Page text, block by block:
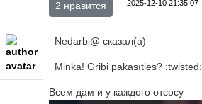
2 нравится 2025-12-10 21:35:07
Nedarbi@ сказал(а)
Minka! Gribi pakasīties? :twisted:
Всем дам и у каждого отсосу